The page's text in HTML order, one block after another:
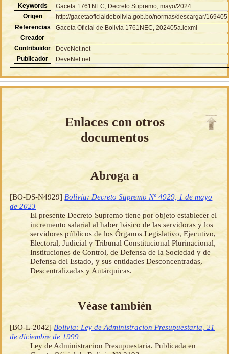
Keywords
Gaceta 1761NEC, Decreto Supremo, mayo/2024
Origen
http://gacetaoficialdebolivia.gob.bo/normas/descargar/169405
Referencias
Gaceta Oficial de Bolivia 1761NEC, 202405a.lexml
Creador
Contribuidor
DeveNet.net
Publicador
DeveNet.net
Enlaces con otros
documentos
Abroga a
[BO-DS-N4929]Bolivia: Decreto Supremo Nº 4929, 1 de mayo
de 2023
El presente Decreto Supremo tiene por objeto establecer el
incremento salarial al haber básico de las servidoras y los
servidores públicos de los Órganos Legislativo, Ejecutivo,
Electoral, Judicial y Tribunal Constitucional Plurinacional,
Instituciones de Control, de Defensa de la Sociedad y de
Defensa del Estado, y sus entidades Desconcentradas,
Descentralizadas y Autárquicas.
Véase también
[BO-L-2042] Bolivia: Ley de Administracion Presupuestaria, 21
de diciembre de 1999
Ley de Administracion Presupuestaria. Publicada en